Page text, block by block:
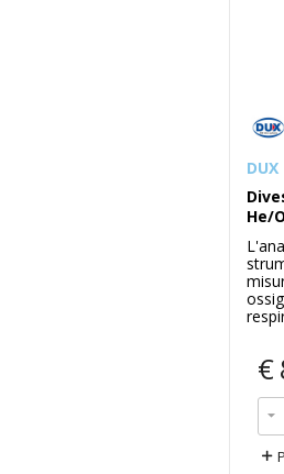
DUX
He/
€